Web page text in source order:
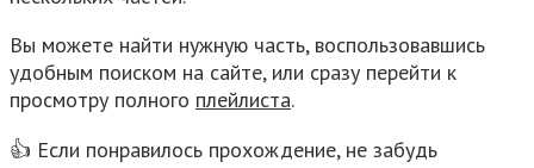
Вы можете найти нужную часть, воспользовавшись
удобным поиском на сайте, или сразу перейти к
просмотру полного плейлиста.
👍 Если понравилось прохождение, не забудь